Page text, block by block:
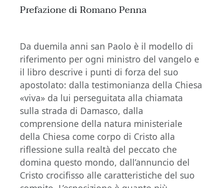
Prefazione di Romano Penna
Da duemila anni san Paolo è il modello di
riferimento per ogni ministro del vangelo e
il libro descrive i punti di forza del suo
apostolato: dalla testimonianza della Chiesa
«viva» da lui perseguitata alla chiamata
sulla strada di Damasco, dalla
comprensione della natura ministeriale
della Chiesa come corpo di Cristo alla
riflessione sulla realtà del peccato che
domina questo mondo, dall’annuncio del
Cristo crocifisso alle caratteristiche del suo